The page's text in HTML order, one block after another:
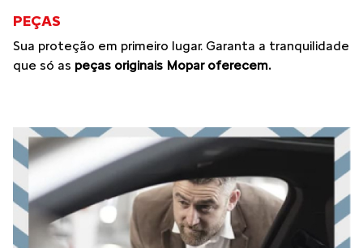
PEÇAS
Sua proteção em primeiro lugar. Garanta a tranquilidade
que só as peças originais Mopar oferecem.